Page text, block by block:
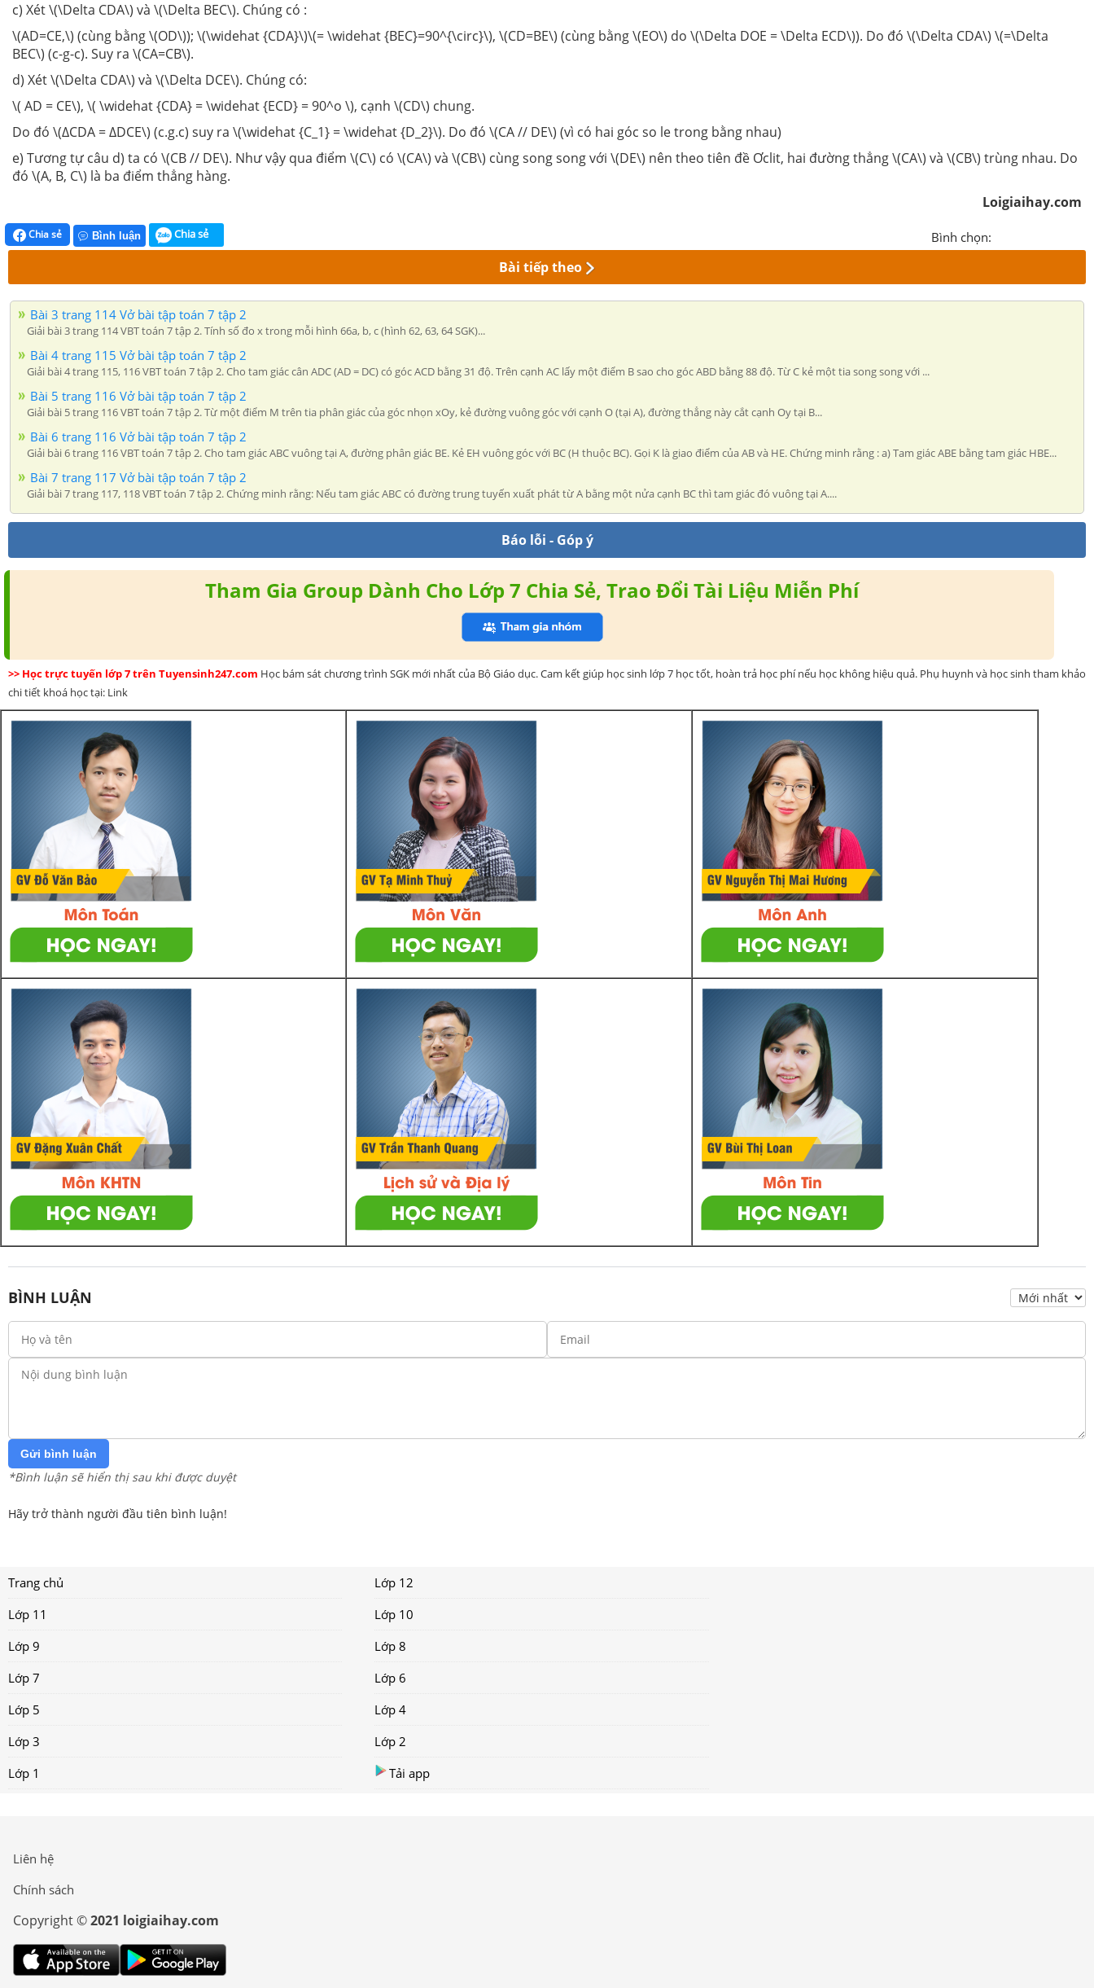
c) Xét \(\Delta CDA\) và \(\Delta BEC\). Chúng có :
\(AD=CE,\) (cùng bằng \(OD\)); \(\widehat {CDA}\)\(= \widehat {BEC}=90^{\circ}\), \(CD=BE\) (cùng bằng \(EO\) do \(\Delta DOE = \Delta ECD\)). Do đó \(\Delta CDA\) \(=\Delta
BEC\) (c-g-c). Suy ra \(CA=CB\).
d) Xét \(\Delta CDA\) và \(\Delta DCE\). Chúng có:
\( AD = CE\), \( \widehat {CDA} = \widehat {ECD} = 90^o \), cạnh \(CD\) chung.
Do đó \(∆CDA = ∆DCE\) (c.g.c) suy ra \(\widehat {C_1} = \widehat {D_2}\). Do đó \(CA // DE\) (vì có hai góc so le trong bằng nhau)
e) Tương tự câu d) ta có \(CB // DE\). Như vậy qua điểm \(C\) có \(CA\) và \(CB\) cùng song song với \(DE\) nên theo tiên đề Ơclit, hai đường thẳng \(CA\) và \(CB\) trùng nhau. Do
đó \(A, B, C\) là ba điểm thẳng hàng.
Loigiaihay.com
Chia sẻ Bình luận Chia sẻ Bình chọn:
Bài tiếp theo
Bài 3 trang 114 Vở bài tập toán 7 tập 2
Giải bài 3 trang 114 VBT toán 7 tập 2. Tính số đo x trong mỗi hình 66a, b, c (hình 62, 63, 64 SGK)...
Bài 4 trang 115 Vở bài tập toán 7 tập 2
Giải bài 4 trang 115, 116 VBT toán 7 tập 2. Cho tam giác cân ADC (AD = DC) có góc ACD bằng 31 độ. Trên cạnh AC lấy một điểm B sao cho góc ABD bằng 88 độ. Từ C kẻ một tia song song với ...
Bài 5 trang 116 Vở bài tập toán 7 tập 2
Giải bài 5 trang 116 VBT toán 7 tập 2. Từ một điểm M trên tia phân giác của góc nhọn xOy, kẻ đường vuông góc với cạnh O (tại A), đường thẳng này cắt cạnh Oy tại B...
Bài 6 trang 116 Vở bài tập toán 7 tập 2
Giải bài 6 trang 116 VBT toán 7 tập 2. Cho tam giác ABC vuông tại A, đường phân giác BE. Kẻ EH vuông góc với BC (H thuộc BC). Gọi K là giao điểm của AB và HE. Chứng minh rằng : a) Tam giác ABE bằng tam giác HBE...
Bài 7 trang 117 Vở bài tập toán 7 tập 2
Giải bài 7 trang 117, 118 VBT toán 7 tập 2. Chứng minh rằng: Nếu tam giác ABC có đường trung tuyến xuất phát từ A bằng một nửa cạnh BC thì tam giác đó vuông tại A....
Báo lỗi - Góp ý
Tham Gia Group Dành Cho Lớp 7 Chia Sẻ, Trao Đổi Tài Liệu Miễn Phí
>> Học trực tuyến lớp 7 trên Tuyensinh247.com Học bám sát chương trình SGK mới nhất của Bộ Giáo dục. Cam kết giúp học sinh lớp 7 học tốt, hoàn trả học phí nếu học không hiệu quả. Phụ huynh và học sinh tham khảo
chi tiết khoá học tại: Link
BÌNH LUẬN
Gửi bình luận
*Bình luận sẽ hiển thị sau khi được duyệt
Hãy trở thành người đầu tiên bình luận!
Trang chủ
Lớp 12
Lớp 11
Lớp 10
Lớp 9
Lớp 8
Lớp 7
Lớp 6
Lớp 5
Lớp 4
Lớp 3
Lớp 2
Lớp 1
Tải app
Liên hệ
Chính sách
Copyright ©2021 loigiaihay.com